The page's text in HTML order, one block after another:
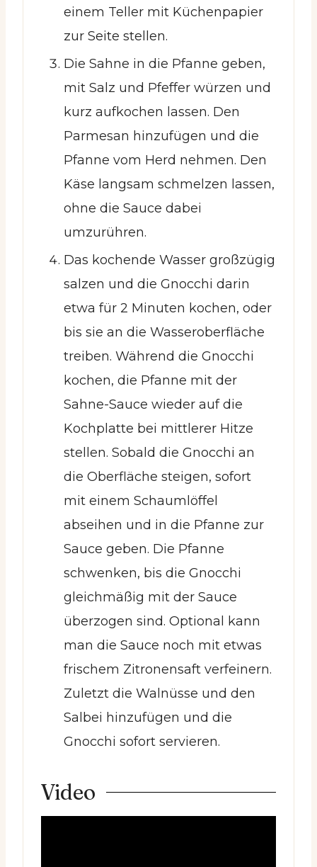
einem Teller mit Küchenpapier
zur Seite stellen.
Die Sahne in die Pfanne geben,
mit Salz und Pfeffer würzen und
kurz aufkochen lassen. Den
Parmesan hinzufügen und die
Pfanne vom Herd nehmen. Den
Käse langsam schmelzen lassen,
ohne die Sauce dabei
umzurühren.
Das kochende Wasser großzügig
salzen und die Gnocchi darin
etwa für 2 Minuten kochen, oder
bis sie an die Wasseroberfläche
treiben. Während die Gnocchi
kochen, die Pfanne mit der
Sahne-Sauce wieder auf die
Kochplatte bei mittlerer Hitze
stellen. Sobald die Gnocchi an
die Oberfläche steigen, sofort
mit einem Schaumlöffel
abseihen und in die Pfanne zur
Sauce geben. Die Pfanne
schwenken, bis die Gnocchi
gleichmäßig mit der Sauce
überzogen sind. Optional kann
man die Sauce noch mit etwas
frischem Zitronensaft verfeinern.
Zuletzt die Walnüsse und den
Salbei hinzufügen und die
Gnocchi sofort servieren.
Video